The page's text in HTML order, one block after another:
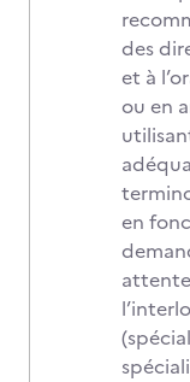
des
et à
ou en
en